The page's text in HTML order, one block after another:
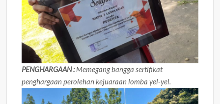
PENGHARGAAN :Memegang bangga sertifikat
penghargaan perolehan kejuaraan lomba yel-yel.